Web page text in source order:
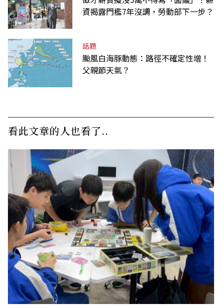
資揭露門檻7年沒調，勞動部下一步？
話題
颱風白海豚動態：路徑不確定性增！
父親節天氣？
看此文章的人也看了..